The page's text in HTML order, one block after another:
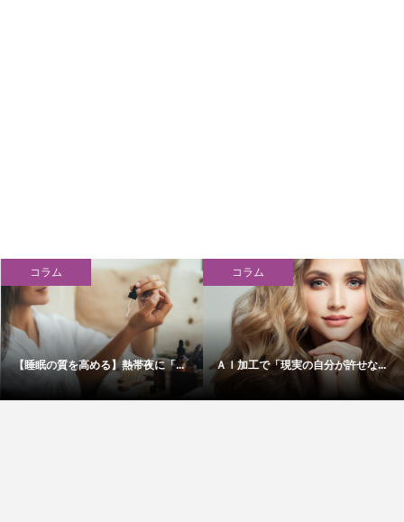
コラム
【睡眠の質を高める】熱帯夜に「...
コラム
ＡＩ加工で「現実の自分が許せな...